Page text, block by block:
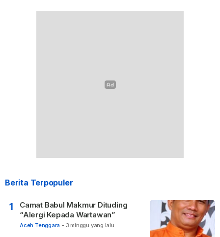
Berita Terpopuler
1
Camat Babul Makmur Dituding
“Alergi Kepada Wartawan”
Aceh Tenggara - 3 minggu yang lalu